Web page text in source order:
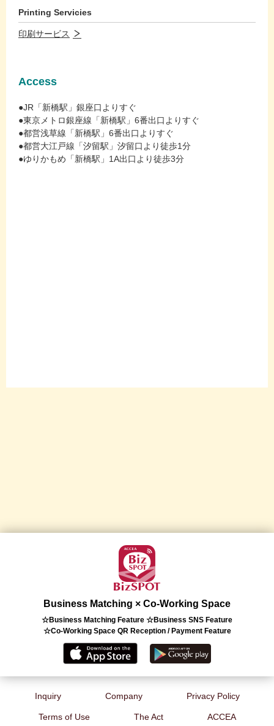
Printing Servicies
印刷サービス
Access
●JR「新橋駅」銀座口よりすぐ
●東京メトロ銀座線「新橋駅」6番出口よりすぐ
●都営浅草線「新橋駅」6番出口よりすぐ
●都営大江戸線「汐留駅」汐留口より徒歩1分
●ゆりかもめ「新橋駅」1A出口より徒歩3分
Business Matching × Co-Working Space
☆Business Matching Feature ☆Business SNS Feature
☆Co-Working Space QR Reception / Payment Feature
Inquiry Company Privacy Policy
Terms of Use The Act ACCEA